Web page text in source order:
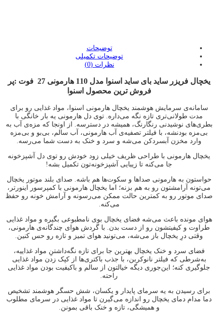
توضیحات
توضیحات تکمیلی
نظرات (0)
یخچال فریزر ساید بای ساید اسنوا مدل 110 هارمونی 27 فوت :پر
فروش ترین محصول اسنوا
سامانه‌ی سرمایش هوشمند یخچال هارمونی اسنوا، مواد غذایی رو برای
مدت طولانی‌تری تازه نگه می‌داره. توی دل هارمونی یه بار خانگی با
بطری‌های نوشیدنی رنگارنگ، همیشه در دسترسه. از اونجا که مزه‌ی آب به
بی‌مزه بودنشه، با فیلتر تصفیه‌ی آب هارمونی، آب سالم، بی‌بو و بی‌مزه
وارد مخزن آبسردکن می‌شه و سرد و خنک به دست شما می‌رسه.
یخچال هارمونی با طراحی ظریف خیلی زود خودش رو توی دل آشپزخونه
جا می‌کنه تا زیبایی آشپزخونه‌تون تکمیل بشه!
حواستون به هارمونی صداها و سکوت‌ها هم باشه. صدای بلند موتور یخچال
می‌تونه آرامشتون رو به هم بزنه؛ اما یخچال هارمونی با کمپرسور اینورتر،
صدای موتور رو به کمترین حالت ممکن می‌رسونه و آرامش خونه رو حفظ
می‌کنه.
هوای مونده باعث می‌شه فضای یخچال بوی نامطبوعی بگیره و مواد غذایی
طراوت و کیفیتشون رو از دست بدن. با گردش هوای چندگانه‌ی هارمونی،
وقتی درِ یخچال باز می‌شه، می‌تونید هوای تمیز و تازه رو حس کنین.
فضای سرد و خنک یخچال بهترین جا برای تازه نگه‌داشتنِ مواد غذاییه،
به‌شرطی که فیلتر نانوکربن، با جذب باکتری‌ها از کپک زدن مواد غذایی
جلوگیری کنه؛ این‌جوری دیگه خیالتون از سالم و باکیفیت بودن مواد غذایی
راحته.
برای رسیدن به یه سرمای پایدار و یکسان، شش حسگر هوشمند تشخیص
دما مدام دمای یخچال رو اندازه می‌گیرن تا مواد غذایی در سرمای مطلوب
و همیشگی، تازه و خنک باقی بمونن.